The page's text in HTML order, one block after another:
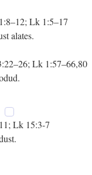
Lk 1:5–17
alates.
Lk 1:57–66,80
Lk 15:3-7